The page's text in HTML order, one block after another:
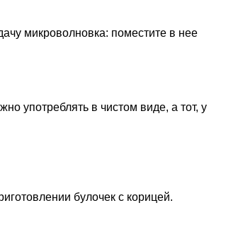
микроволновка: поместите в нее
употреблять в чистом виде, а тот, у
булочек с корицей.